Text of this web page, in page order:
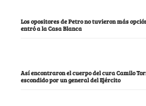
Los opositores de Petro no tuvieron más
entró a la Casa Blanca
Así encontraron el cuerpo del cura Camilo
escondido por un general del Ejército